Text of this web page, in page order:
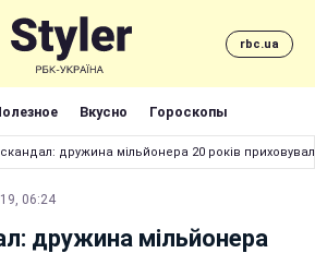
rbc.ua
Вкусно Гороскопы
скандал: дружина мільйонера 20 років
06:24
дружина мільйонера